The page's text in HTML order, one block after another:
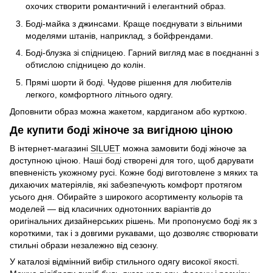
охочих створити романтичний і елегантний образ.
Боді-майка з джинсами. Краще поєднувати з вільними
моделями штанів, наприклад, з бойфрендами.
Боді-блузка зі спідницею. Гарний вигляд має в поєднанні з
обтислою спідницею до колін.
Прямі шорти й боді. Чудове рішення для любителів
легкого, комфортного літнього одягу.
Доповнити образ можна жакетом, кардиганом або курткою.
Де купити боді жіноче за вигідною ціною
В інтернет-магазині SILUET можна замовити боді жіноче за
доступною ціною. Наші боді створені для того, щоб дарувати
впевненість укожному русі. Кожне боді виготовлене з мяких та
дихаючих матеріялів, які забезпечують комфорт протягом
усього дня. Обирайте з широкого асортименту кольорів та
моделей — від класичних однотонних варіантів до
оригінальних дизайнерських рішень. Ми пропонуємо боді як з
короткими, так і з довгими рукавами, що дозволяє створювати
стильні образи незалежно від сезону.
У каталозі відмінний вибір стильного одягу високої якості.